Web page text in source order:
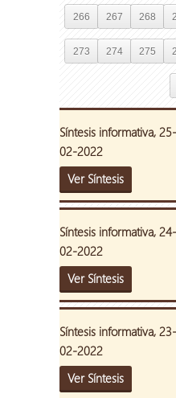
266 267 268
273 274 275
Síntesis informativa,
02-2022
Ver Síntesis
Síntesis informativa,
02-2022
Ver Síntesis
Síntesis informativa,
02-2022
Ver Síntesis